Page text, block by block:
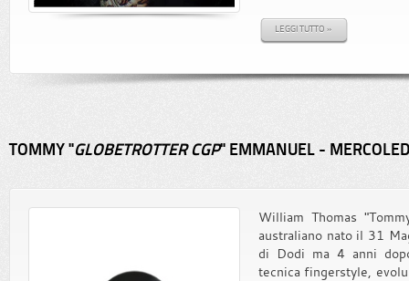
LEGGI TUTTO »
TOMMY "GLOBETROTTER CGP" EMMANUEL -
William Thomas
australiano nato il 31
di Dodi ma 4 anni
tecnica fingerstyle,